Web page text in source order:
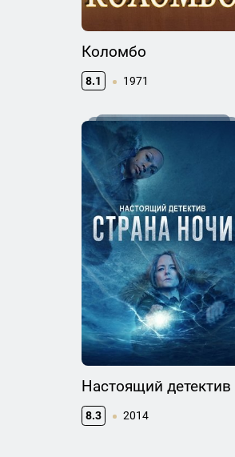
Коломбо
8.1 1971
Настоящий детектив
8.3 2014